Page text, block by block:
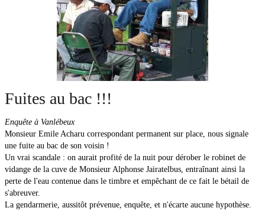
Fuites au bac !!!
Enquête à Vanlébeux
Monsieur Emile Acharu correspondant permanent sur place, nous signale
une fuite au bac de son voisin !
Un vrai scandale : on aurait profité de la nuit pour dérober le robinet de
vidange de la cuve de Monsieur Alphonse Jairatelbus, entraînant ainsi la
perte de l'eau contenue dans le timbre et empêchant de ce fait le bétail de
s'abreuver.
La gendarmerie, aussitôt prévenue, enquête, et n'écarte aucune hypothèse.